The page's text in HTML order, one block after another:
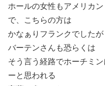
ホールの女性もアメリカ
で、こちらの方は
かなぁりフランクでした
バーテンさんも恐らくは
そう言う経路でホーチミ
ーと思われる